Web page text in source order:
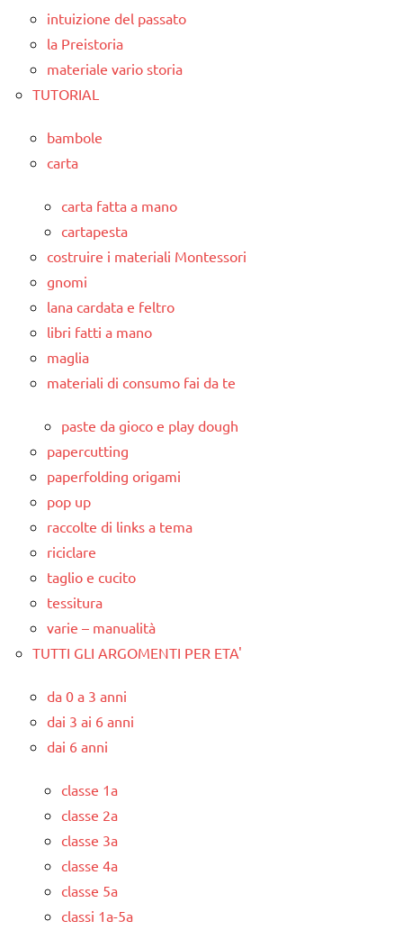
intuizione del passato
la Preistoria
materiale vario storia
TUTORIAL
bambole
carta
carta fatta a mano
cartapesta
costruire i materiali Montessori
gnomi
lana cardata e feltro
libri fatti a mano
maglia
materiali di consumo fai da te
paste da gioco e play dough
papercutting
paperfolding origami
pop up
raccolte di links a tema
riciclare
taglio e cucito
tessitura
varie – manualità
TUTTI GLI ARGOMENTI PER ETA'
da 0 a 3 anni
dai 3 ai 6 anni
dai 6 anni
classe 1a
classe 2a
classe 3a
classe 4a
classe 5a
classi 1a-5a